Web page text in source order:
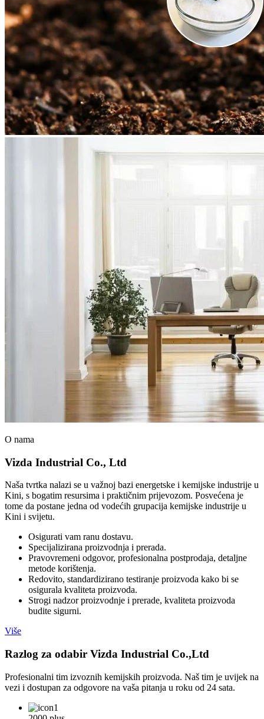
O nama
Vizda Industrial Co., Ltd
Naša tvrtka nalazi se u važnoj bazi energetske i kemijske industrije u
Kini, s bogatim resursima i praktičnim prijevozom. Posvećena je
tome da postane jedna od vodećih grupacija kemijske industrije u
Kini i svijetu.
Osigurati vam ranu dostavu.
Specijalizirana proizvodnja i prerada.
Pravovremeni odgovor, profesionalna postprodaja, detaljne
metode korištenja.
Redovito, standardizirano testiranje proizvoda kako bi se
osigurala kvaliteta proizvoda.
Strogi nadzor proizvodnje i prerade, kvaliteta proizvoda
budite sigurni.
Više
Razlog za odabir Vizda Industrial Co.,Ltd
Profesionalni tim izvoznih kemijskih proizvoda. Naš tim je uvijek na
vezi i dostupan za odgovore na vaša pitanja u roku od 24 sata.